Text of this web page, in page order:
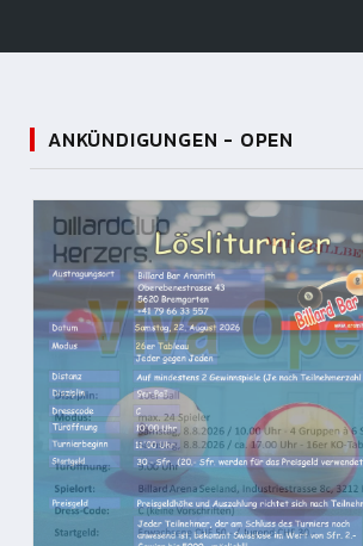
ANKÜNDIGUNGEN - OPEN